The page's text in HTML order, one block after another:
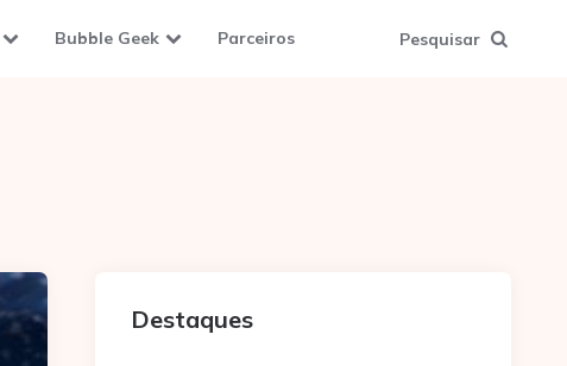
Bubble Geek Parceiros Pesquisar
Destaques